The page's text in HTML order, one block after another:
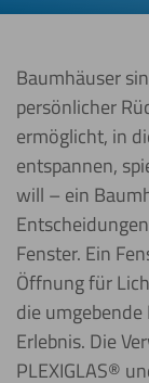
Baumhäuser
persönlicher
ermöglicht, in
entspannen,
will – ein
Fenster. Ein
Öffnung für
die
Erlebnis. Die
PLEXIGLAS®